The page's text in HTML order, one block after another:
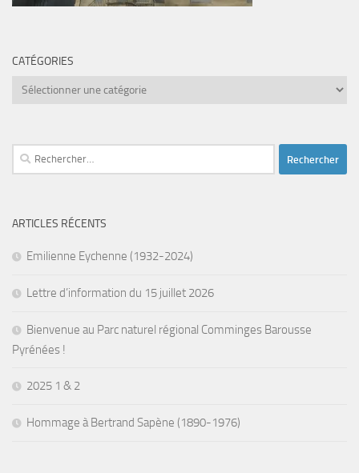
CATÉGORIES
Catégories
Rechercher :
ARTICLES RÉCENTS
Emilienne Eychenne (1932-2024)
Lettre d’information du 15 juillet 2026
Bienvenue au Parc naturel régional Comminges Barousse
Pyrénées !
2025 1 & 2
Hommage à Bertrand Sapène (1890-1976)